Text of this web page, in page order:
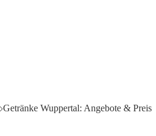
Getränke Wuppertal: Angebote & Preis